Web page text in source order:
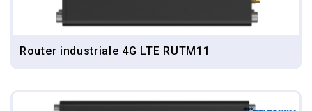
Router industriale 4G LTE RUTM11